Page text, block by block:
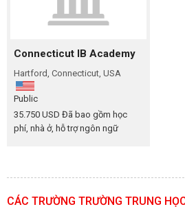
Connecticut IB Academy
Hartford, Connecticut, USA
Public
35.750 USD Đã bao gồm học
phí, nhà ở, hỗ trợ ngôn ngữ
CÁC TRƯỜNG TRƯỜNG TRUNG